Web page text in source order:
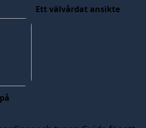
Ett välvårdat ansikte